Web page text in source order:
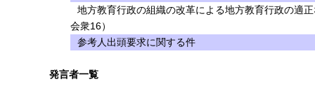
地方教育行政の組織の改革による地方教育行政の適
会衆16）
参考人出頭要求に関する件
発言者一覧